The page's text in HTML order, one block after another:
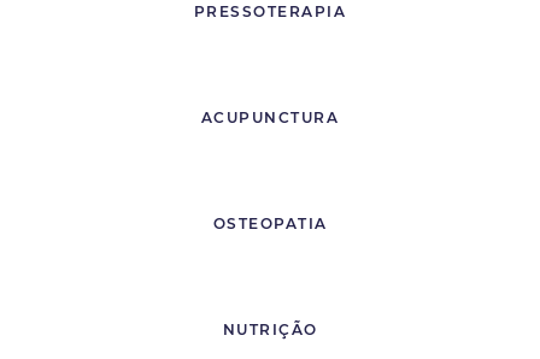
PRESSOTERAPIA
ACUPUNCTURA
OSTEOPATIA
NUTRIÇÃO